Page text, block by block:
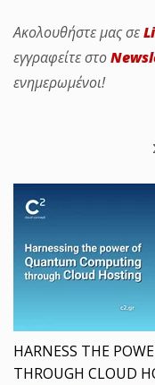
Ακολουθήστε μας σε
εγγραφείτε στο
ενημερωμένοι!
HARNESS THE
THROUGH CLOUD